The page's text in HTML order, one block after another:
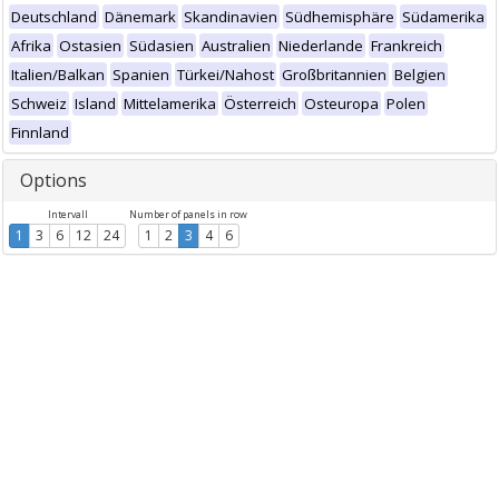
Deutschland Dänemark Skandinavien Südhemisphäre Südamerika
Afrika Ostasien Südasien Australien Niederlande Frankreich
Italien/Balkan Spanien Türkei/Nahost Großbritannien Belgien
Schweiz Island Mittelamerika Österreich Osteuropa Polen
Finnland
Options
Intervall
1 3 6 12 24
Number of panels in row
1 2 3 4 6